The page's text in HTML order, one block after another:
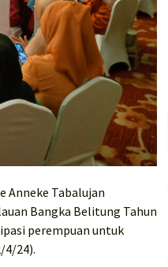
Anneke Tabalujan
Bangka Belitung Tahun
perempuan untuk
4/24).